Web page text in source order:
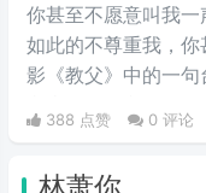
你甚至不愿意叫我
如此的不尊重我，
影《教父》中的一
388 点赞 0 评论